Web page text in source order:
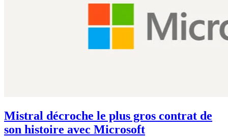
Mistral décroche le plus gros contrat de
son histoire avec Microsoft